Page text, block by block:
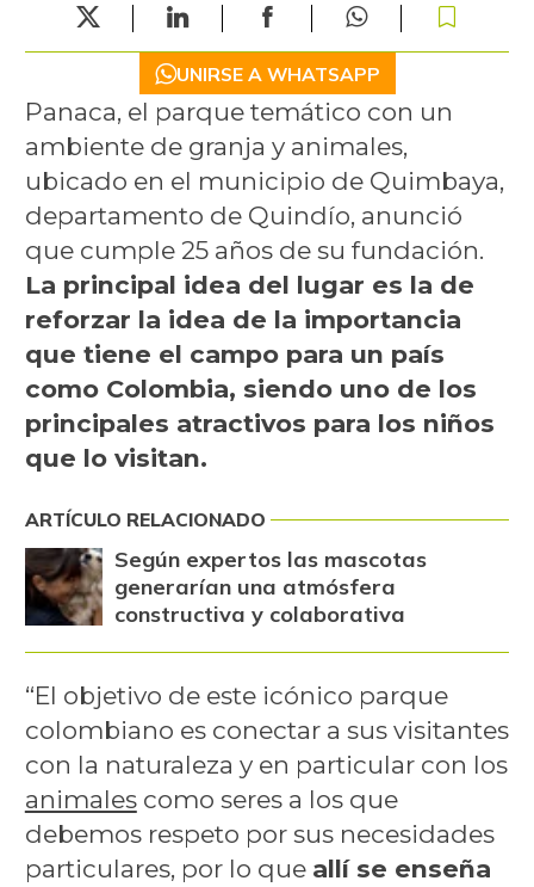
UNIRSE A WHATSAPP
Panaca, el parque temático con un
ambiente de granja y animales,
ubicado en el municipio de Quimbaya,
departamento de Quindío, anunció
que cumple 25 años de su fundación.
La principal idea del lugar es la de
reforzar la idea de la importancia
que tiene el campo para un país
como Colombia, siendo uno de los
principales atractivos para los niños
que lo visitan.
ARTÍCULO RELACIONADO
Según expertos las mascotas
generarían una atmósfera
constructiva y colaborativa
“El objetivo de este icónico parque
colombiano es conectar a sus visitantes
con la naturaleza y en particular con los
animalescomo seres a los que
debemos respeto por sus necesidades
particulares, por lo que allí se enseña